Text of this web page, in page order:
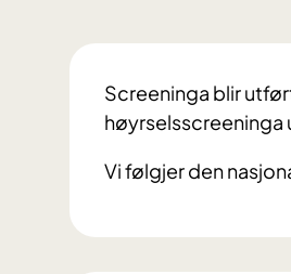
Screeninga blir
høyrselsscreeninga
Vi følgjer den